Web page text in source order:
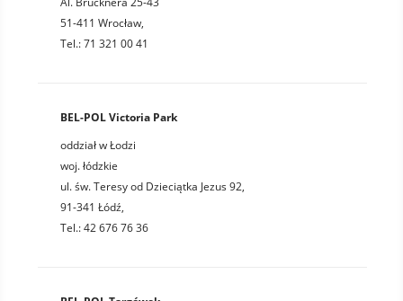
51-411 Wrocław,
Tel.: 71 321 00 41
BEL-POL Victoria Park
oddział w Łodzi
woj. łódzkie
ul. św. Teresy od Dzieciątka Jezus 92,
91-341 Łódź,
Tel.: 42 676 76 36